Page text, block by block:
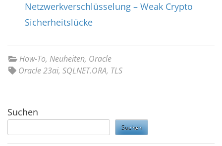
Netzwerkverschlüsselung – Weak Crypto
Sicherheitslücke
How-To, Neuheiten, Oracle
Oracle 23ai, SQLNET.ORA, TLS
Suchen
Suchen